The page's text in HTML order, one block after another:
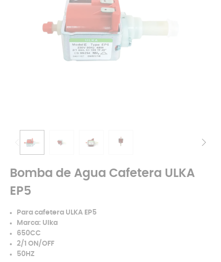
Bomba de Agua Cafetera ULKA
EP5
Para cafetera ULKA EP5
Marca: Ulka
650CC
2/1 ON/OFF
50HZ